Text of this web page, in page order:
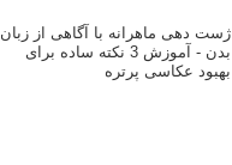
ژست دهی ماهرانه با آگاهی از زبان
بدن - آموزش 3 نکته ساده برای
بهبود عکاسی پرتره